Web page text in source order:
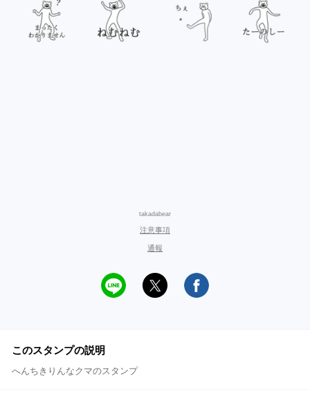
takadabear
注意事項
通報
このスタンプの説明
へんちきりんなクマのスタンプ